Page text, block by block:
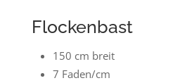
Flockenbast
150 cm breit
7 Faden/cm